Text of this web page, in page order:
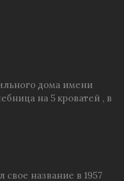
дома имени
на 5 кроватей , в
свое название в 1957